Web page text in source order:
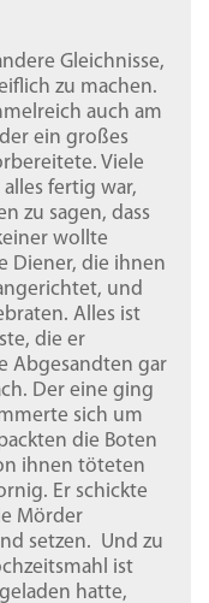
Gleichnisse,
zu machen.
auch am
ein großes
Viele
fertig war,
zu sagen, dass
wollte
Diener, die ihnen
und
Alles ist
die er
Abgesandten gar
Der eine ging
sich um
die Boten
ihnen töteten
Er schickte
Mörder
setzen. Und zu
ist
hatte,